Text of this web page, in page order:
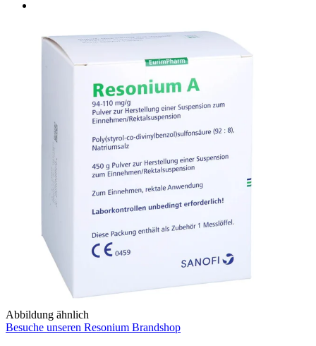
Abbildung ähnlich
Besuche unseren Resonium Brandshop